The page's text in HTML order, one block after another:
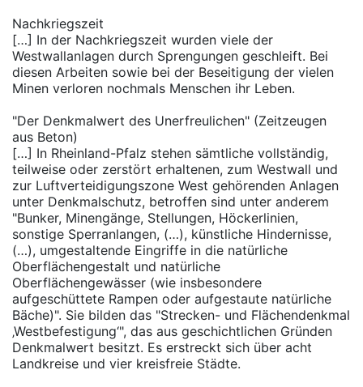
Nachkriegszeit
[…] In der Nachkriegszeit wurden viele der
Westwallanlagen durch Sprengungen geschleift. Bei
diesen Arbeiten sowie bei der Beseitigung der vielen
Minen verloren nochmals Menschen ihr Leben.
"Der Denkmalwert des Unerfreulichen" (Zeitzeugen
aus Beton)
[…] In Rheinland-Pfalz stehen sämtliche vollständig,
teilweise oder zerstört erhaltenen, zum Westwall und
zur Luftverteidigungszone West gehörenden Anlagen
unter Denkmalschutz, betroffen sind unter anderem
"Bunker, Minengänge, Stellungen, Höckerlinien,
sonstige Sperranlangen, (…), künstliche Hindernisse,
(…), umgestaltende Eingriffe in die natürliche
Oberflächengestalt und natürliche
Oberflächengewässer (wie insbesondere
aufgeschüttete Rampen oder aufgestaute natürliche
Bäche)". Sie bilden das "Strecken- und Flächendenkmal
‚Westbefestigung‘", das aus geschichtlichen Gründen
Denkmalwert besitzt. Es erstreckt sich über acht
Landkreise und vier kreisfreie Städte.